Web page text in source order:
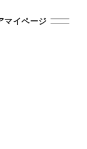
マイページ